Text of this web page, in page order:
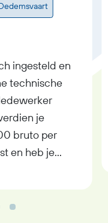
ingesteld en
technische
je
bruto per
en heb je
je